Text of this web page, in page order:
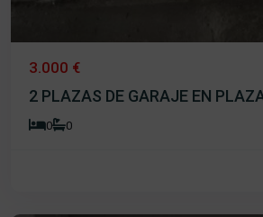
3.000 €
2 PLAZAS DE GARAJE EN
0 0